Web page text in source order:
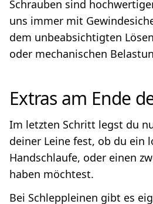
Schrauben sind
uns immer mit
dem unbeabsichtigten
oder mechanischen
Extras am Ende
Im letzten Schritt legst du
deiner Leine fest, ob du ein
Handschlaufe, oder einen
haben möchtest.
Bei Schleppleinen gibt es